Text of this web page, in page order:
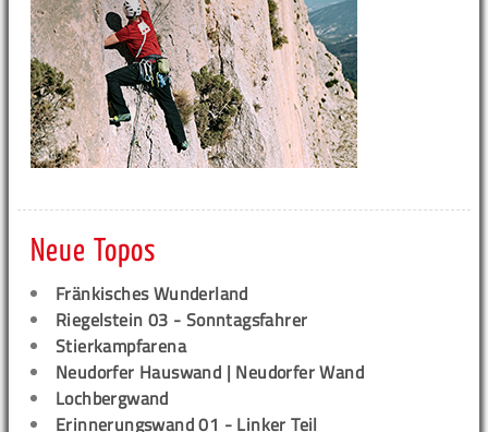
Neue Topos
Fränkisches Wunderland
Riegelstein 03 - Sonntagsfahrer
Stierkampfarena
Neudorfer Hauswand | Neudorfer Wand
Lochbergwand
Erinnerungswand 01 - Linker Teil